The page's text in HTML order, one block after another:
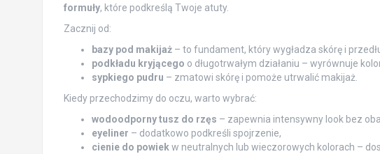
formuły, które podkreślą Twoje atuty.
Zacznij od:
bazy pod makijaż– to fundament, który wygładza skórę i
podkładu kryjącego o długotrwałym działaniu – wyrównuje
sypkiego pudru – zmatowi skórę i pomoże utrwalić makijaż.
Kiedy przechodzimy do oczu, warto wybrać:
wodoodporny tusz do rzęs – zapewnia intensywny look bez
eyeliner – dodatkowo podkreśli spojrzenie,
cienie do powiekw neutralnych lub wieczorowych kolorach –